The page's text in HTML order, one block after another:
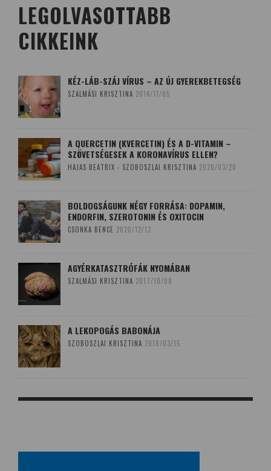
LEGOLVASOTTABB
CIKKEINK
KÉZ-LÁB-SZÁJ VÍRUS – AZ ÚJ GYEREKBETEGSÉG
SZALMÁSI KRISZTINA 2014/11/05
A QUERCETIN (KVERCETIN) ÉS A D-VITAMIN –
SZÖVETSÉGESEK A KORONAVÍRUS ELLEN?
HAJAS BEATRIX - SZOBOSZLAI KRISZTINA 2020/03/20
BOLDOGSÁGUNK NÉGY FORRÁSA: DOPAMIN,
ENDORFIN, SZEROTONIN ÉS OXITOCIN
CSONKA BENCE 2020/12/12
AGYÉRKATASZTRÓFÁK NYOMÁBAN
SZALMÁSI KRISZTINA 2017/10/08
A LEKOPOGÁS BABONÁJA
SZOBOSZLAI KRISZTINA 2018/03/15